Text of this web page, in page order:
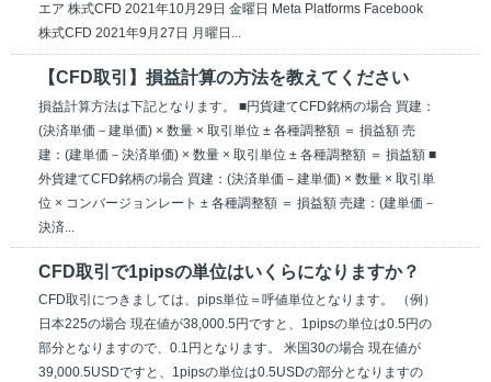
エア 株式CFD 2021年10月29日 金曜日 Meta Platforms Facebook
株式CFD 2021年9月27日 月曜日...
【CFD取引】損益計算の方法を教えてください
損益計算方法は下記となります。 ■円貨建てCFD銘柄の場合 買建：
(決済単価－建単価) × 数量 × 取引単位 ± 各種調整額 ＝ 損益額 売
建：(建単価－決済単価) × 数量 × 取引単位 ± 各種調整額 ＝ 損益額 ■
外貨建てCFD銘柄の場合 買建：(決済単価－建単価) × 数量 × 取引単
位 × コンバージョンレート ± 各種調整額 ＝ 損益額 売建：(建単価－
決済...
CFD取引で1pipsの単位はいくらになりますか？
CFD取引につきましては、pips単位＝呼値単位となります。 （例）
日本225の場合 現在値が38,000.5円ですと、1pipsの単位は0.5円の
部分となりますので、0.1円となります。 米国30の場合 現在値が
39,000.5USDですと、1pipsの単位は0.5USDの部分となりますの